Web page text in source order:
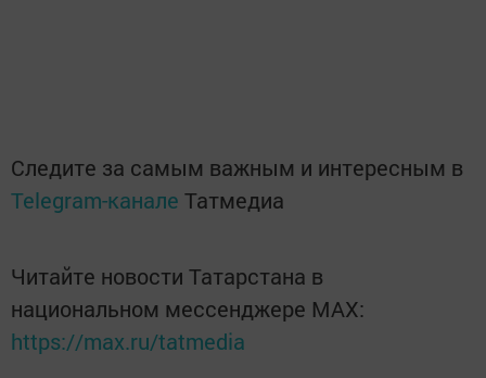
Следите за самым важным и интересным в
Telegram-канале Татмедиа
Читайте новости Татарстана в
национальном мессенджере MАХ:
https://max.ru/tatmedia